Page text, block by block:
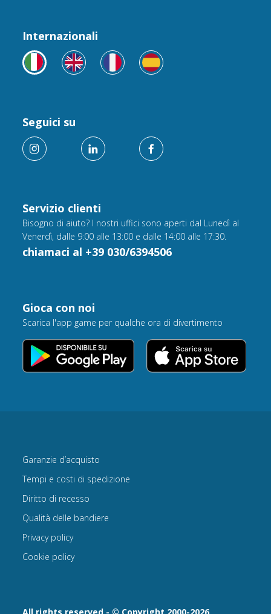
Servizio clienti
Bisogno di aiuto? I nostri uffici sono aperti dal Lunedì al
Venerdì, dalle 9:00 alle 13:00 e dalle 14:00 alle 17:30.
chiamaci al +39 030/6394506
Internazionali
Seguici su
Gioca con noi
Scarica l'app game per qualche ora di divertimento
All rights reserved - © Copyright 2000-2026
Garanzie d’acquisto
Tempi e costi di spedizione
Diritto di recesso
Qualità delle bandiere
Privacy policy
Cookie policy